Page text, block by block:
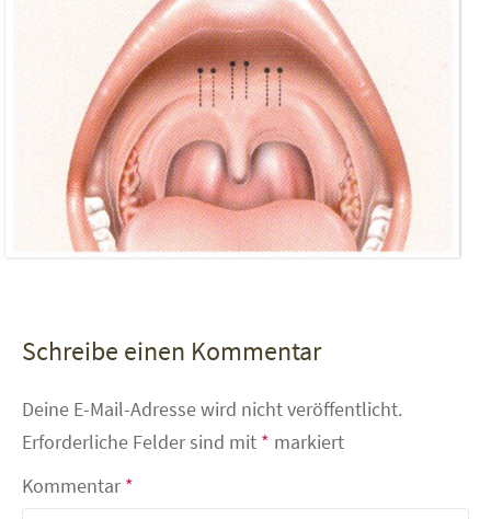
Schreibe einen Kommentar
Deine E-Mail-Adresse wird nicht veröffentlicht.
Erforderliche Felder sind mit * markiert
Kommentar *